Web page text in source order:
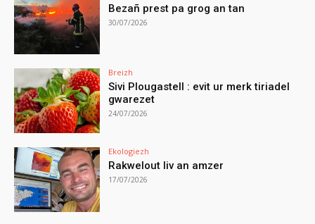
Bezañ prest pa grog an tan
30/07/2026
Breizh
Sivi Plougastell : evit ur merk tiriadel
gwarezet
24/07/2026
Ekologiezh
Rakwelout liv an amzer
17/07/2026